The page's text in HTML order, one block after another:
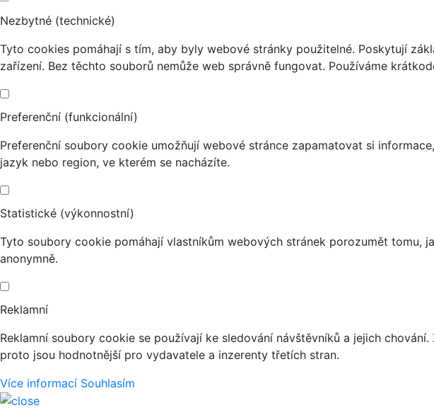
Nezbytné (technické)
Tyto cookies pomáhají s tím, aby byly webové stránky použitelné. Poskytují
zařízení. Bez těchto souborů nemůže web správně fungovat. Používáme
Preferenční (funkcionální)
Preferenční soubory cookie umožňují webové stránce zapamatovat si
jazyk nebo region, ve kterém se nacházíte.
Statistické (výkonnostní)
Tyto soubory cookie pomáhají vlastníkům webových stránek porozumět tomu,
anonymně.
Reklamní
Reklamní soubory cookie se používají ke sledování návštěvníků a jejich
proto jsou hodnotnější pro vydavatele a inzerenty třetích stran.
Více informací Souhlasím